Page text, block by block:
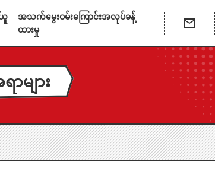
အသက်မွေးဝမ်းကြောင်းအလုပ်ခန့်
ထားမှု
များ